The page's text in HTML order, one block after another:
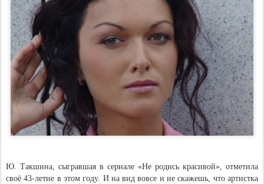
Ю. Такшина, сыгравшая в сериале «Не родись красивой», отметила
своё 43-летие в этом году. И на вид вовсе и не скажешь, что артистка